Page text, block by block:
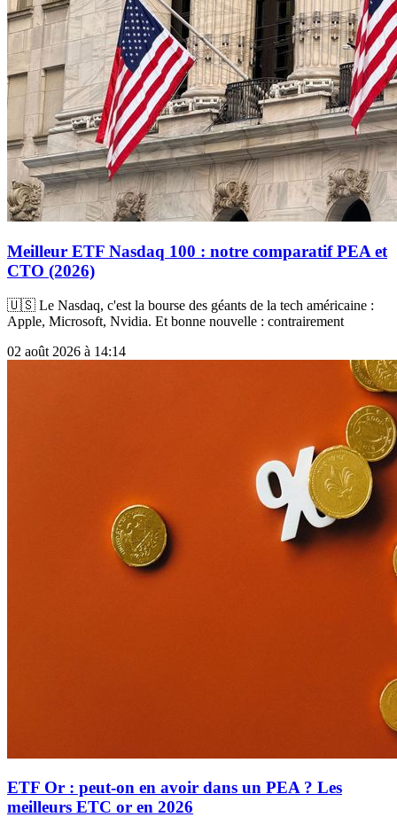
Meilleur ETF Nasdaq 100 : notre comparatif PEA et
CTO (2026)
🇺🇸 Le Nasdaq, c'est la bourse des géants de la tech américaine :
Apple, Microsoft, Nvidia. Et bonne nouvelle : contrairement
02 août 2026 à 14:14
ETF Or : peut-on en avoir dans un PEA ? Les
meilleurs ETC or en 2026